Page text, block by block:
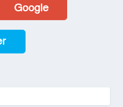
Google